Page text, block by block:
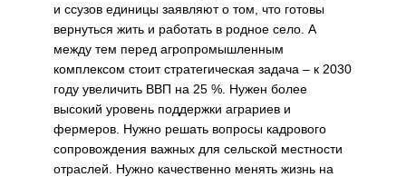
и ссузов единицы заявляют о том, что готовы
вернуться жить и работать в родное село. А
между тем перед агропромышленным
комплексом стоит стратегическая задача – к 2030
году увеличить ВВП на 25 %. Нужен более
высокий уровень поддержки аграриев и
фермеров. Нужно решать вопросы кадрового
сопровождения важных для сельской местности
отраслей. Нужно качественно менять жизнь на